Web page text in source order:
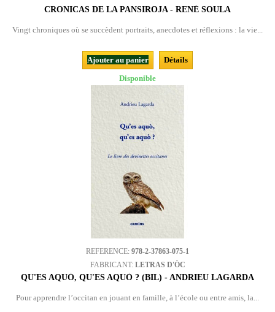
CRONICAS DE LA PANSIROJA - RENÉ SOULA
Vingt chroniques où se succèdent portraits, anecdotes et réflexions : la vie...
Ajouter au panier
Détails
Disponible
REFERENCE: 978-2-37863-075-1
FABRICANT: LETRAS D'ÒC
QU'ES AQUÒ, QU'ES AQUÒ ? (BIL) - ANDRIEU LAGARDA
Pour apprendre l’occitan en jouant en famille, à l’école ou entre amis, la...